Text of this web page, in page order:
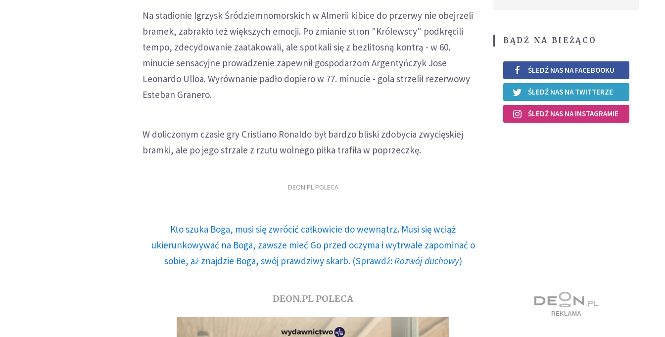
Na stadionie Igrzysk Śródziemnomorskich w Almerii kibice do przerwy nie obejrzeli
bramek, zabrakło też większych emocji. Po zmianie stron "Królewscy" podkręcili
tempo, zdecydowanie zaatakowali, ale spotkali się z bezlitosną kontrą - w 60.
minucie sensacyjne prowadzenie zapewnił gospodarzom Argentyńczyk Jose
Leonardo Ulloa. Wyrównanie padło dopiero w 77. minucie - gola strzelił rezerwowy
Esteban Granero.
W doliczonym czasie gry Cristiano Ronaldo był bardzo bliski zdobycia zwycięskiej
bramki, ale po jego strzale z rzutu wolnego piłka trafiła w poprzeczkę.
DEON.PL POLECA
Kto szuka Boga, musi się zwrócić całkowicie do wewnątrz. Musi się wciąż
ukierunkowywać na Boga, zawsze mieć Go przed oczyma i wytrwale zapominać o
sobie, aż znajdzie Boga, swój prawdziwy skarb. (Sprawdź:Rozwój duchowy)
DEON.PL POLECA
BĄDŹ NA BIEŻĄCO
ŚLEDŹ NAS NA FACEBOOKU
ŚLEDŹ NAS NA TWITTERZE
ŚLEDŹ NAS NA INSTAGRAMIE